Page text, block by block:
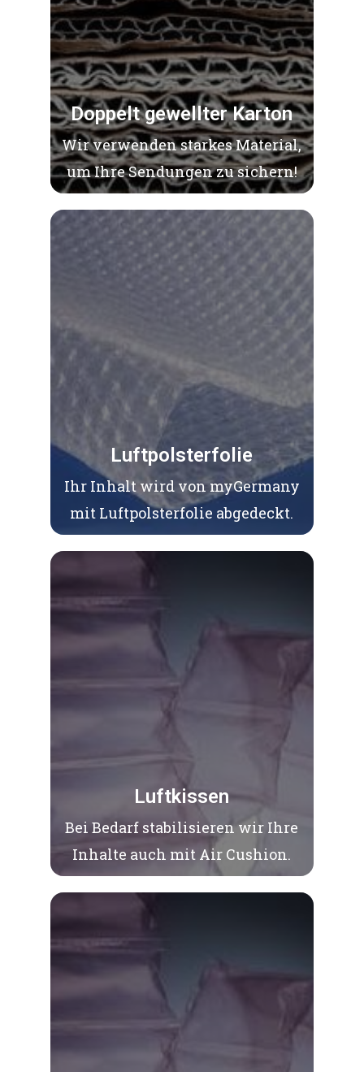
Doppelt gewellter Karton
Wir verwenden starkes Material,
um Ihre Sendungen zu sichern!
Luftpolsterfolie
Ihr Inhalt wird von myGermany
mit Luftpolsterfolie abgedeckt.
Luftkissen
Bei Bedarf stabilisieren wir Ihre
Inhalte auch mit Air Cushion.